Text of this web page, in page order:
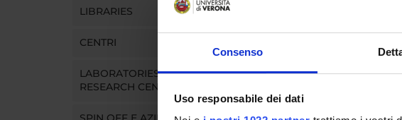
Consenso
Uso responsabile dei dati
LIBRARIES
CENTRI
LABORATORIES AND
RESEARCH CENTRES
Programma di direzione
Verbale 1 -